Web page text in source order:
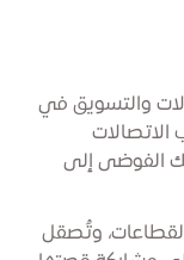
والتسويق في
الفوضى إلى
وتُصقل